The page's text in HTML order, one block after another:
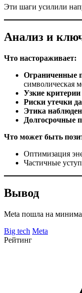
Эти шаги усилили
Анализ и
Что настораживает:
Ограниченные
символическая
Узкие
Риски утечки
Этика
Долгосрочные
Что может быть
Оптимизация
Частичные
Вывод
Meta пошла на
Big tech Meta
Рейтинг